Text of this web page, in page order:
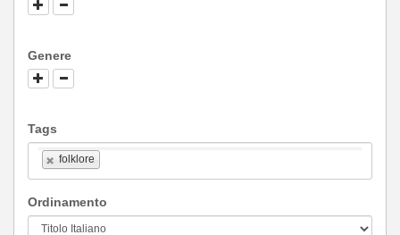
Genere
Tags
folklore
Ordinamento